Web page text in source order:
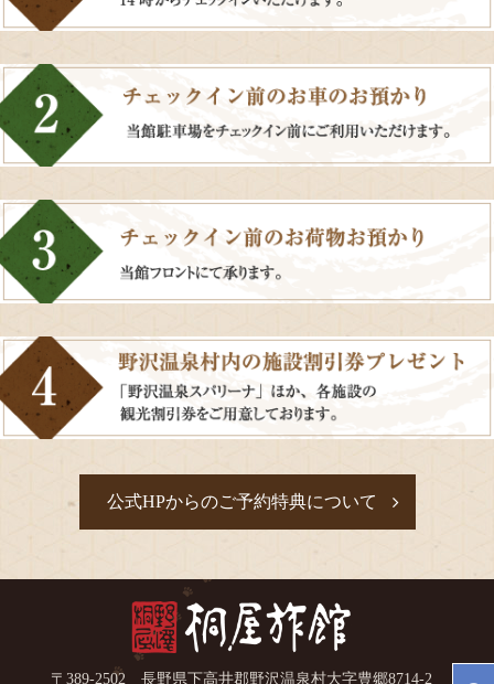
公式HPからのご予約特典について
〒389-2502 長野県下高井郡野沢温泉村大字豊郷8714-2